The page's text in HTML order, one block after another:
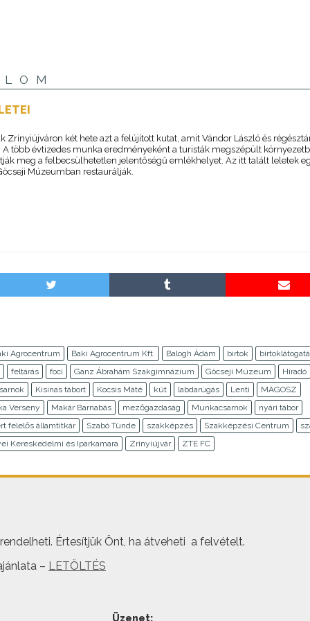
Zrínyiújváron két hete azt a felújított kutat, amit Vándor László és
A több évtizedes munka eredményeként a turisták megszépült
meg a felbecsülhetetlen jelentőségű emlékhelyet. Az itt talált leletek
Múzeumban restaurálják.
Agrocentrum Baki Agrocentrum Kft. Balogh Ádám birtok
feltárás foci Ganz Ábrahám Szakgimnázium Göcseji Múzeum
Híradó
Kisinas tábort Kocsis Máté kút labdarúgás Lenti
MAGOSZ
Verseny Makár Barnabás mezőgazdaság Munkacsarnok
nyári tábor
felelős államtitkár Szabó Tünde szakképzés Szakképzési Centrum
Kereskedelmi és Iparkamara Zrínyiújvár ZTE FC
Értesítjük Önt, ha átveheti a felvételt.
– LETÖLTÉS
Üzenet: